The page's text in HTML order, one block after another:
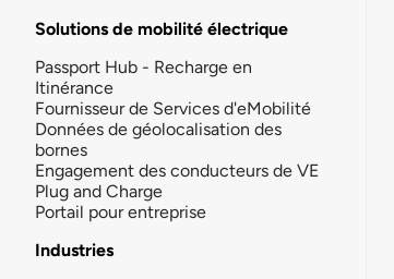
Solutions de mobilité électrique
Passport Hub - Recharge en
Itinérance
Fournisseur de Services d'eMobilité
Données de géolocalisation des
bornes
Engagement des conducteurs de VE
Plug and Charge
Portail pour entreprise
Industries